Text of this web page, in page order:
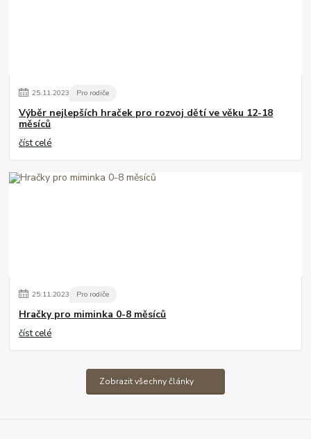
25.11.2023 Pro rodiče
Výběr nejlepších hraček pro rozvoj dětí ve věku 12-18
měsíců
číst celé
25.11.2023 Pro rodiče
Hračky pro miminka 0-8 měsíců
číst celé
Zobrazit všechny články